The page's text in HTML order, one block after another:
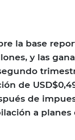
la base
y las
de
de
a